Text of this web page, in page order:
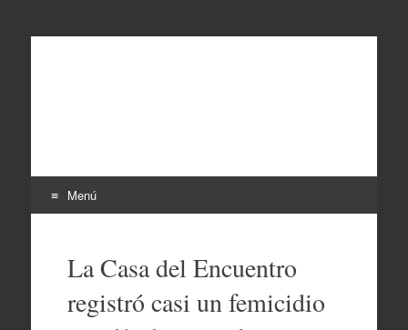
Menú
contenidoLa Casa del Encuentro
registró casi un femicidio